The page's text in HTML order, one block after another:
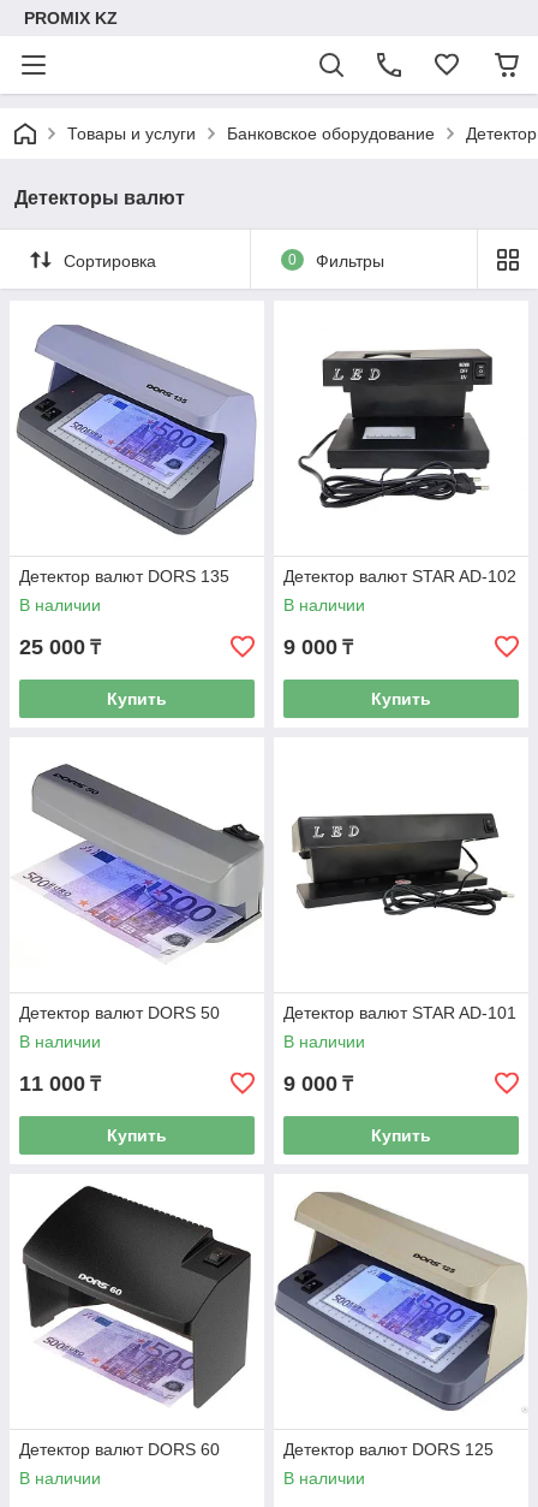
PROMIX KZ
Товары и услуги Банковское оборудование
Детекторы валют
Сортировка 0 Фильтры
Детектор валют DORS 135
В наличии
25 000 ₸
Купить
Детектор валют STAR AD-102
В наличии
9 000 ₸
Купить
Детектор валют DORS 50
В наличии
11 000 ₸
Купить
Детектор валют STAR AD-101
В наличии
9 000 ₸
Купить
Детектор валют DORS 60
В наличии
Детектор валют DORS 125
В наличии